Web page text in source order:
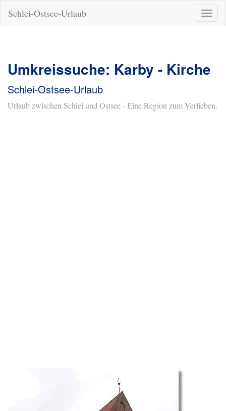
ein-/
Schlei-Ostsee-Urlaub
Umkreissuche: Karby - Kirche
Schlei-Ostsee-Urlaub
Urlaub zwischen Schlei und Ostsee - Eine Region zum Verlieben.